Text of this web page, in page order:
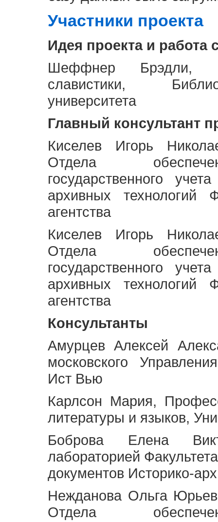
Участники проекта
Идея проекта и работа
Шеффнер Брэдли,
славистики,
университета
Главный консультант
Киселев Игорь
Отдела
государственного
архивных технологий
агентства
Киселев Игорь
Отдела
государственного
архивных технологий
агентства
Консультанты
Амурцев Алексей
московского
Ист Вью
Карлсон Мария,
литературы и языков,
Боброва Елена
лабораторией
документов Историко-
Нежданова Ольга
Отдела